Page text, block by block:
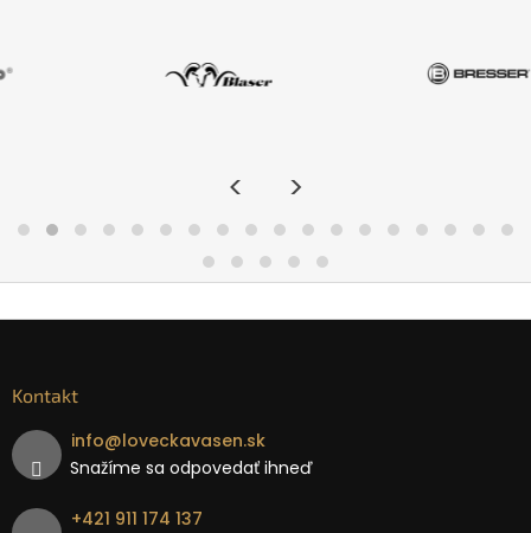
< >
Kontakt
info@loveckavasen.sk
Snažíme sa odpovedať ihneď
+421 911 174 137